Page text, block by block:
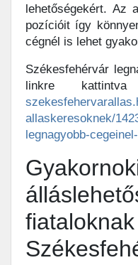
lehetőségekért. Az
pozícióit így
cégnél is lehet
Székesfehérvár
linkre kattintva
allaskeresoknek/
legnagyobb-
fiataloknak